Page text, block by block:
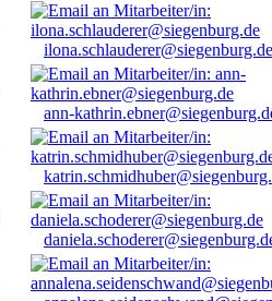
ilona.schlauderer@siegenburg.de
ann-